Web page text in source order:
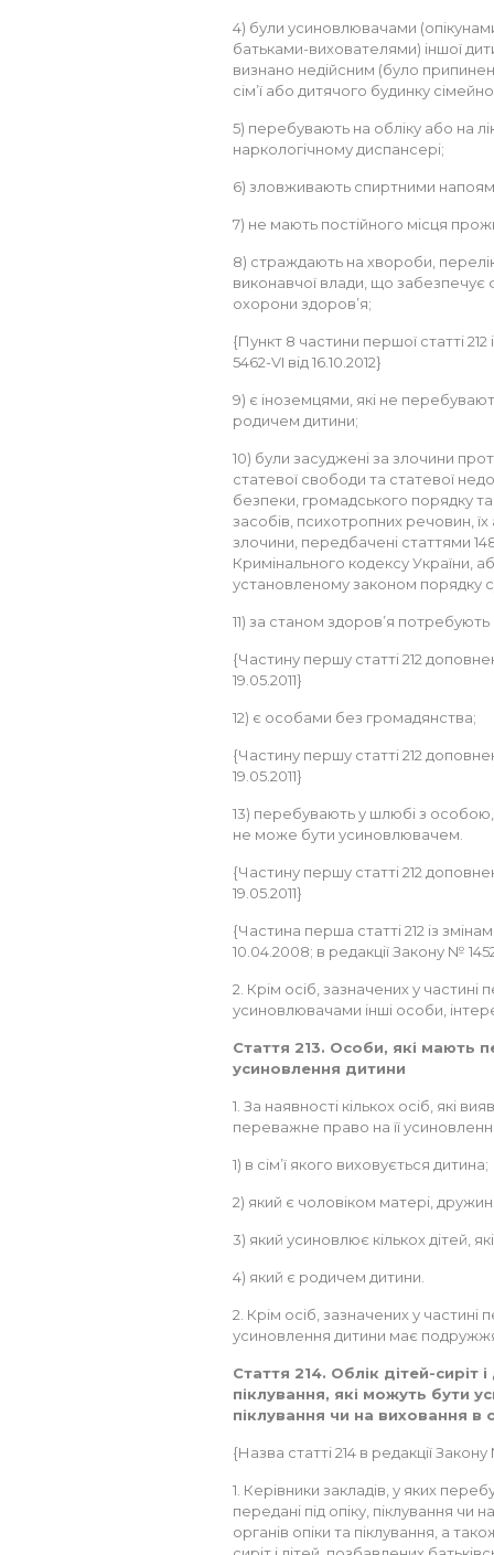
4) були усиновлювачами
батьками-вихователями) іншої
визнано недійсним (було
сім’ї або дитячого будинку
5) перебувають на обліку або на
наркологічному диспансері;
6) зловживають спиртними
7) не мають постійного місця
8) страждають на хвороби,
виконавчої влади, що забезпечує
охорони здоров’я;
{Пункт 8 частини першої статті
5462-VI від 16.10.2012}
9) є іноземцями, які не
родичем дитини;
10) були засуджені за злочини
статевої свободи та статевої
безпеки, громадського порядку
засобів, психотропних речовин,
злочини, передбачені статтями 148,
Кримінального кодексу України,
установленому законом порядку
11) за станом здоров’я
{Частину першу статті 212
19.05.2011}
12) є особами без громадянства;
{Частину першу статті 212
19.05.2011}
13) перебувають у шлюбі з особою,
не може бути усиновлювачем.
{Частину першу статті 212
19.05.2011}
{Частина перша статті 212 із
10.04.2008; в редакції Закону №
2. Крім осіб, зазначених у частині
усиновлювачами інші особи,
Стаття 213. Особи, які мають
усиновлення дитини
1. За наявності кількох осіб, які
переважне право на її
1) в сім’ї якого виховується дитина;
2) який є чоловіком матері,
3) який усиновлює кількох дітей,
4) який є родичем дитини.
2. Крім осіб, зазначених у частині
усиновлення дитини має
Стаття 214. Облік дітей-сиріт
піклування, які можуть бути
піклування чи на виховання в
{Назва статті 214 в редакції
1. Керівники закладів, у яких
передані під опіку, піклування чи
органів опіки та піклування, а